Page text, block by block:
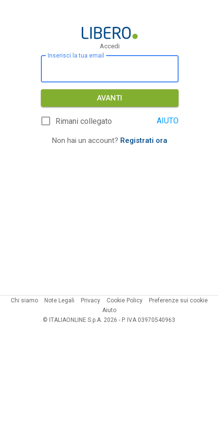
Accedi
Inserisci la tua email
AVANTI
Rimani collegato AIUTO
Non hai un account? Registrati ora
Chi siamo Note Legali Privacy Cookie Policy
Preferenze sui cookie
Aiuto
© ITALIAONLINE S.p.A. 2026 - P. IVA 03970540963